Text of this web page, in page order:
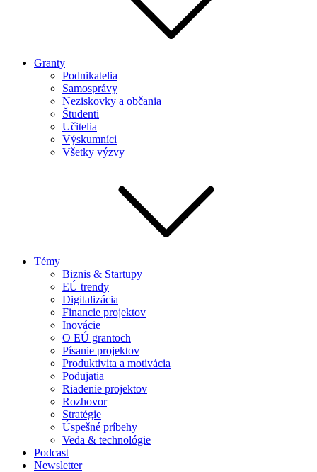
Granty
Podnikatelia
Samosprávy
Neziskovky a občania
Študenti
Učitelia
Výskumníci
Všetky výzvy
Témy
Biznis & Startupy
EÚ trendy
Digitalizácia
Financie projektov
Inovácie
O EÚ grantoch
Písanie projektov
Produktivita a motivácia
Podujatia
Riadenie projektov
Rozhovor
Stratégie
Úspešné príbehy
Veda & technológie
Podcast
Newsletter